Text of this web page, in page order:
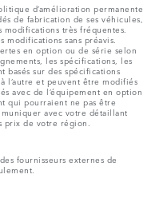
d’amélioration permanente
de fabrication de ses véhicules,
très fréquentes.
modifications sans préavis.
en option ou de série selon
les spécifications, les
basés sur des spécifications
l’autre et peuvent être modifiés
avec de l’équipement en option
qui pourraient ne pas être
avec votre détaillant
de votre région.
fournisseurs externes de